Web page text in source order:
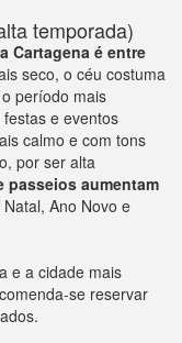
temporada)
Cartagena é entre
seco, o céu costuma
período mais
e eventos
calmo e com tons
por ser alta
passeios aumentam
Ano Novo e
e a cidade mais
se reservar